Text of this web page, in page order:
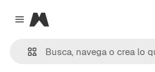
Close menu
Magnific